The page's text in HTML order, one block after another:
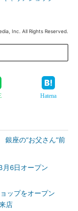
Inc. All Rights Reserved.
Hatena
銀座の“お父さん”前
月6日オープン
ップをオープン
店